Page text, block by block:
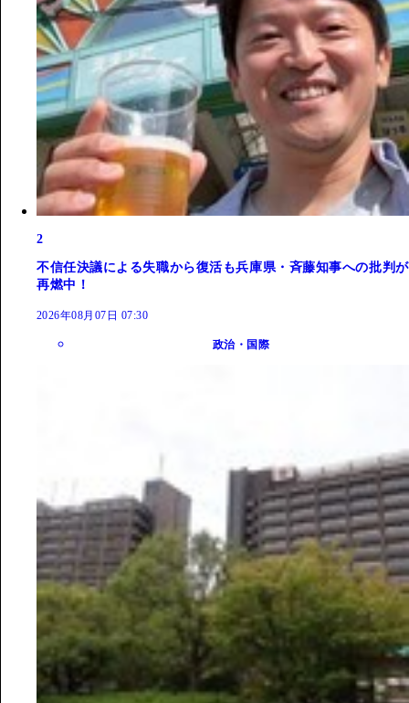
2
不信任決議による失職から復活も兵庫県・斉藤知事への批判が
再燃中！
2026年08月07日 07:30
政治・国際